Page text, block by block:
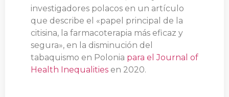
investigadores polacos en un artículo
que describe el «papel principal de la
citisina, la farmacoterapia más eficaz y
segura», en la disminución del
tabaquismo en Polonia para el Journal of
Health Inequalities en 2020.